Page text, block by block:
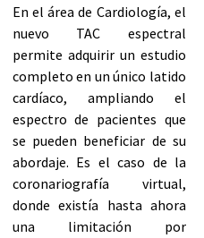
En el área de Cardiología, el
nuevo TAC espectral
permite adquirir un estudio
completo en un único latido
cardíaco, ampliando el
espectro de pacientes que
se pueden beneficiar de su
abordaje. Es el caso de la
coronariografía virtual,
donde existía hasta ahora
una limitación por